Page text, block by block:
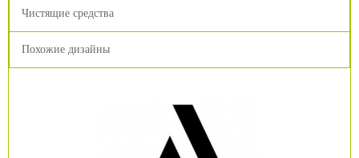
Чистящие средства
Похожие дизайны